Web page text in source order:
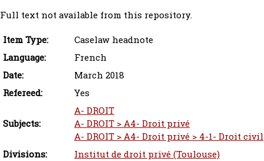
Full text not available from this repository.
Item Type:
Caselaw headnote
Language:
French
Date:
March 2018
Refereed:
Yes
Subjects:
A- DROIT
A- DROIT > A4- Droit privé
A- DROIT > A4- Droit privé > 4-1- Droit civil
Divisions:
Institut de droit privé (Toulouse)